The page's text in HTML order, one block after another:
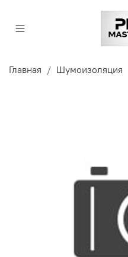
Главная Шумоизоляция